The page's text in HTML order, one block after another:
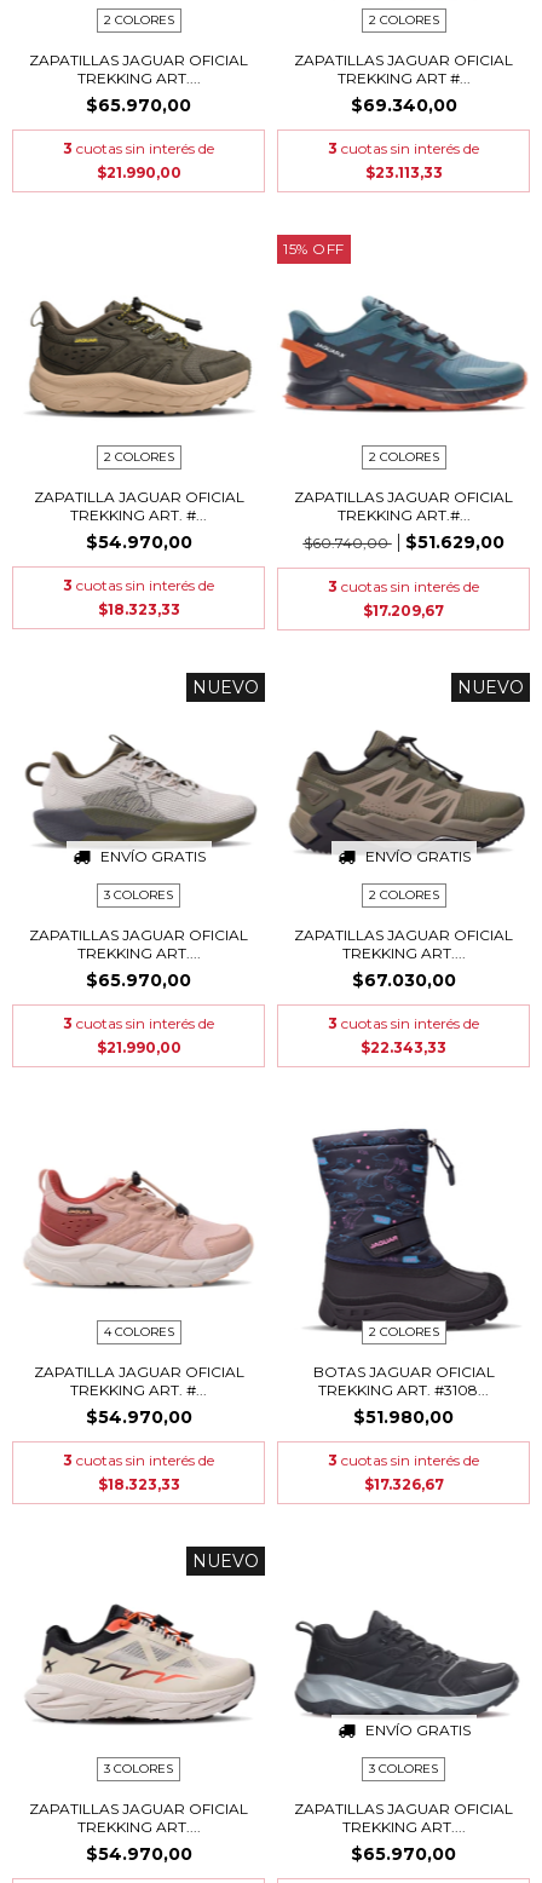
2 COLORES
ZAPATILLAS JAGUAR OFICIAL
TREKKING ART....
$65.970,00
3 cuotas sin interés de
$21.990,00
2 COLORES
ZAPATILLAS JAGUAR OFICIAL
TREKKING ART #...
$69.340,00
3 cuotas sin interés de
$23.113,33
2 COLORES
ZAPATILLA JAGUAR OFICIAL
TREKKING ART. #...
$54.970,00
3 cuotas sin interés de
$18.323,33
15% OFF
2 COLORES
ZAPATILLAS JAGUAR OFICIAL
TREKKING ART.#...
$60.740,00
$51.629,00
3 cuotas sin interés de
$17.209,67
ENVÍO GRATIS
NUEVO
3 COLORES
ZAPATILLAS JAGUAR OFICIAL
TREKKING ART....
$65.970,00
3 cuotas sin interés de
$21.990,00
ENVÍO GRATIS
NUEVO
2 COLORES
ZAPATILLAS JAGUAR OFICIAL
TREKKING ART....
$67.030,00
3 cuotas sin interés de
$22.343,33
4 COLORES
ZAPATILLA JAGUAR OFICIAL
TREKKING ART. #...
$54.970,00
3 cuotas sin interés de
$18.323,33
2 COLORES
BOTAS JAGUAR OFICIAL
TREKKING ART. #3108...
$51.980,00
3 cuotas sin interés de
$17.326,67
NUEVO
3 COLORES
ZAPATILLAS JAGUAR OFICIAL
TREKKING ART....
$54.970,00
ENVÍO GRATIS
3 COLORES
ZAPATILLAS JAGUAR OFICIAL
TREKKING ART....
$65.970,00